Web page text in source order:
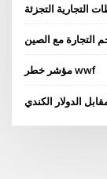
التجارية التجزئة
التجارة مع الصين
مؤشر خطر wwf
الدولار الكندي